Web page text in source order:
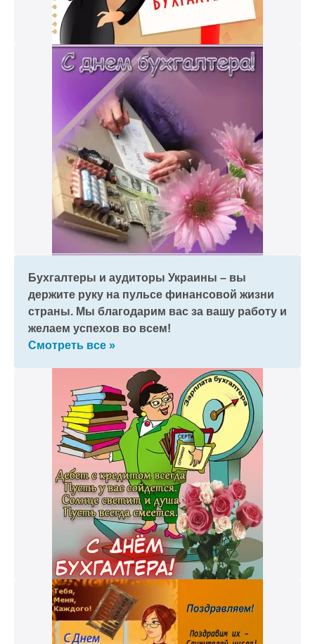
Бухгалтеры и аудиторы Украины – вы
держите руку на пульсе финансовой жизни
страны. Мы благодарим вас за вашу работу и
желаем успехов во всем!
Смотреть все »